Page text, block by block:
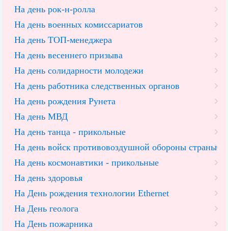
На день рок-н-ролла
На день военных комиссариатов
На день ТОП-менеджера
На день весеннего призыва
На день солидарности молодежи
На день работника следственных органов
На день рождения Рунета
На день МВД
На день танца - прикольные
На день войск противовоздушной обороны страны
На день космонавтики - прикольные
На день здоровья
На День рождения технологии Ethernet
На День геолога
На День пожарника